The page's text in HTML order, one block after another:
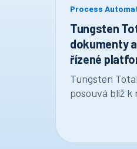
Process
Tungsten
dokumenty
řízené
Tungsten
posouvá blíž